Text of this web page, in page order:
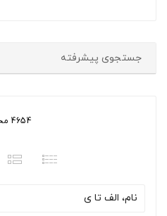
جستجوی پیشرفته
4654 محصول
نام، الف تا ی